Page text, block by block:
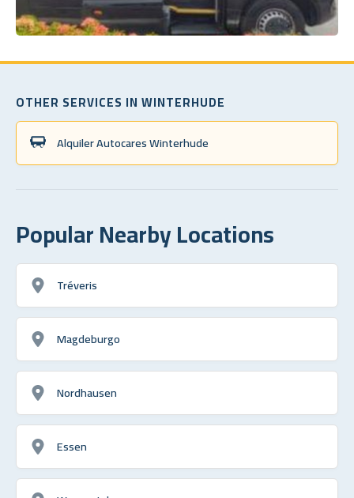
OTHER SERVICES IN WINTERHUDE
Alquiler Autocares Winterhude
Popular Nearby Locations
Tréveris
Magdeburgo
Nordhausen
Essen